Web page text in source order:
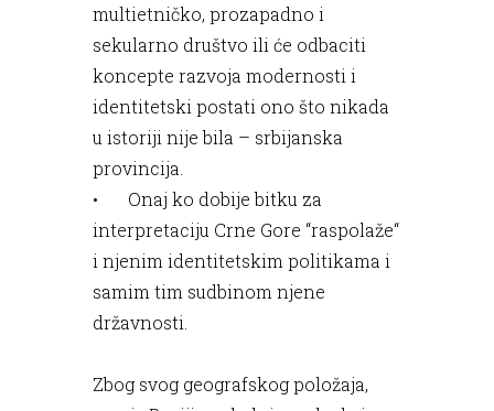
multietničko, prozapadno i
sekularno društvo ili će odbaciti
koncepte razvoja modernosti i
identitetski postati ono što nikada
u istoriji nije bila – srbijanska
provincija.
•
Onaj ko dobije bitku za
interpretaciju Crne Gore “raspolaže“
i njenim identitetskim politikama i
samim tim sudbinom njene
državnosti.
Zbog svog geografskog položaja,